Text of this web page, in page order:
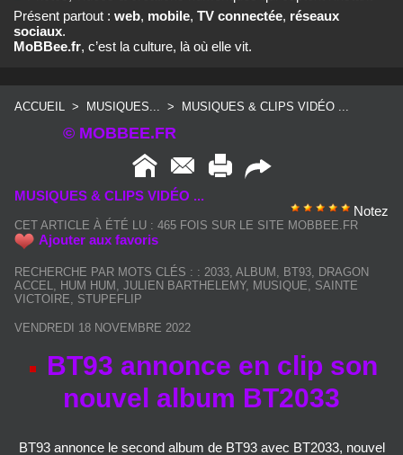
Présent partout : web, mobile, TV connectée, réseaux
sociaux.
MoBBee.fr, c’est la culture, là où elle vit.
ACCUEIL > MUSIQUES... > MUSIQUES & CLIPS VIDÉO ...
© MOBBEE.FR
MUSIQUES & CLIPS VIDÉO ...
Notez
CET ARTICLE À ÉTÉ LU : 465 FOIS SUR LE SITE MOBBEE.FR
Ajouter aux favoris
RECHERCHE PAR MOTS CLÉS : : 2033 ALBUM BT93 DRAGON
ACCEL
HUM HUM JULIEN BARTHELEMY, MUSIQUE
SAINTE
VICTOIRE
STUPEFLIP
VENDREDI 18 NOVEMBRE 2022
BT93 annonce en clip son
nouvel album BT2033
BT93 annonce le second album de BT93 avec BT2033, nouvel